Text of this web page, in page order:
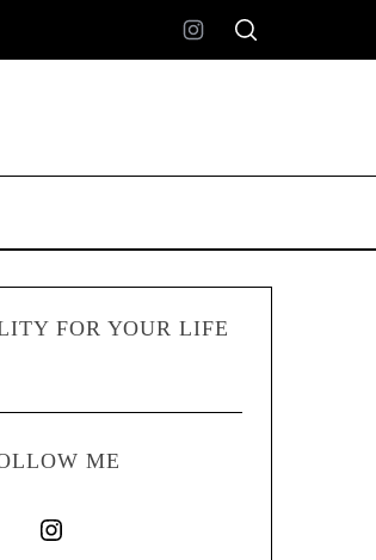
FOR YOUR LIFE
ME